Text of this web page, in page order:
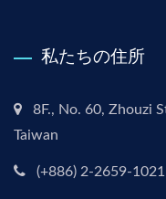
私たちの住所
8F., No. 60, Zhouzi
Taiwan
(+886) 2-2659-1021